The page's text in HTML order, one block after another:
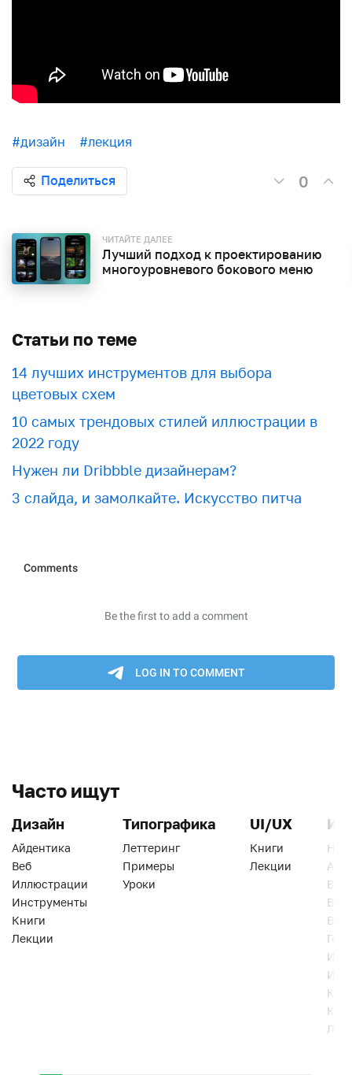
#дизайн #лекция
Поделиться 0
ЧИТАЙТЕ ДАЛЕЕ
Лучший подход к проектированию
многоуровневого бокового меню
Статьи по теме
​​14 лучших инструментов для выбора
цветовых схем
10 самых трендовых стилей иллюстрации в
2022 году
Нужен ли Dribbble дизайнерам?
3 слайда, и замолкайте. Искусство питча
Часто ищут
Дизайн
Айдентика
Веб
Иллюстрации
Инструменты
Книги
Лекции
Типографика
Леттеринг
Примеры
Уроки
UI/UX
Книги
Лекции
Веб